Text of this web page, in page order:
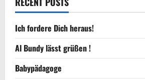
Ich fordere Dich heraus!
Al Bundy lässt grüßen !
Babypädagoge